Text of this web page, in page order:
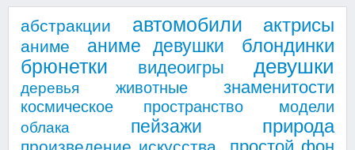
Вход
абстракции автомобили актрисы
аниме аниме девушки блондинки
брюнетки видеоигры девушки
деревья животные знаменитости
космическое пространство модели
облака пейзажи природа
произведение искусства простой фон